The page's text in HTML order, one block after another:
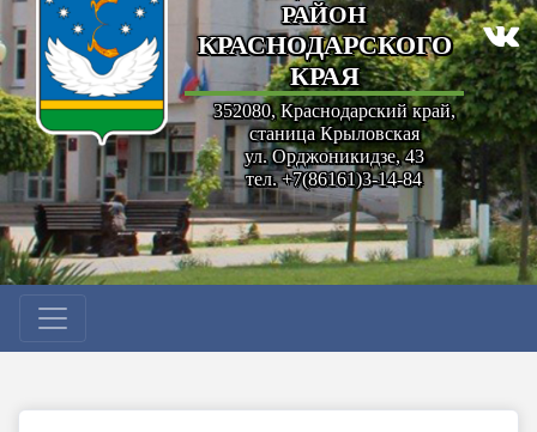
РАЙОН
КРАСНОДАРСКОГО
КРАЯ
352080, Краснодарский край,
станица Крыловская
ул. Орджоникидзе, 43
тел. +7(86161)3-14-84